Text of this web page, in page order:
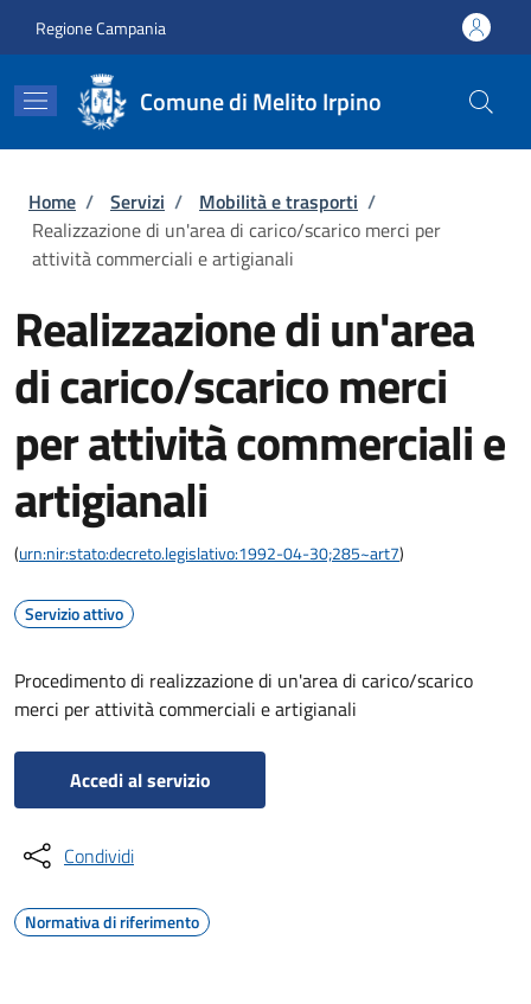
Regione Campania
Comune di Melito Irpino
Briciole di pane
Home / Servizi / Mobilità e trasporti /
Realizzazione di un'area di carico/scarico merci per
attività commerciali e artigianali
Realizzazione di un'area
di carico/scarico merci
per attività commerciali e
artigianali
(urn:nir:stato:decreto.legislativo:1992-04-30;285~art7)
Servizio attivo
Procedimento di realizzazione di un'area di carico/scarico
merci per attività commerciali e artigianali
Accedi al servizio
Condividi
Normativa di riferimento